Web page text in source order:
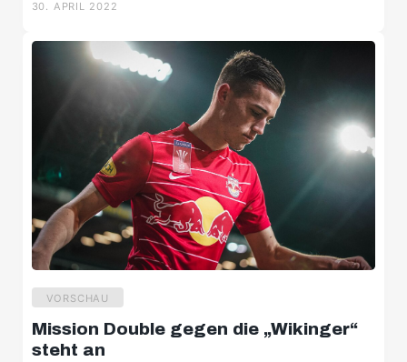
30. APRIL 2022
VORSCHAU
Mission Double gegen die „Wikinger“
steht an